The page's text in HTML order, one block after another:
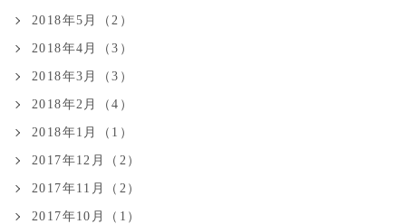
2018年5月（2）
2018年4月（3）
2018年3月（3）
2018年2月（4）
2018年1月（1）
2017年12月（2）
2017年11月（2）
2017年10月（1）